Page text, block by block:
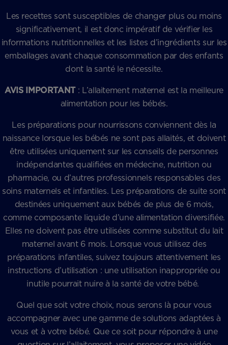
Les recettes sont susceptibles de changer plus ou moins
significativement, il est donc impératif de vérifier les
informations nutritionnelles et les listes d’ingrédients sur les
emballages avant chaque consommation par des enfants
dont la santé le nécessite.
AVIS IMPORTANT : L’allaitement maternel est la meilleure
alimentation pour les bébés.
Les préparations pour nourrissons conviennent dès la
naissance lorsque les bébés ne sont pas allaités, et doivent
être utilisées uniquement sur les conseils de personnes
indépendantes qualifiées en médecine, nutrition ou
pharmacie, ou d’autres professionnels responsables des
soins maternels et infantiles. Les préparations de suite sont
destinées uniquement aux bébés de plus de 6 mois,
comme composante liquide d’une alimentation diversifiée.
Elles ne doivent pas être utilisées comme substitut du lait
maternel avant 6 mois. Lorsque vous utilisez des
préparations infantiles, suivez toujours attentivement les
instructions d’utilisation : une utilisation inappropriée ou
inutile pourrait nuire à la santé de votre bébé.
Quel que soit votre choix, nous serons là pour vous
accompagner avec une gamme de solutions adaptées à
vous et à votre bébé. Que ce soit pour répondre à une